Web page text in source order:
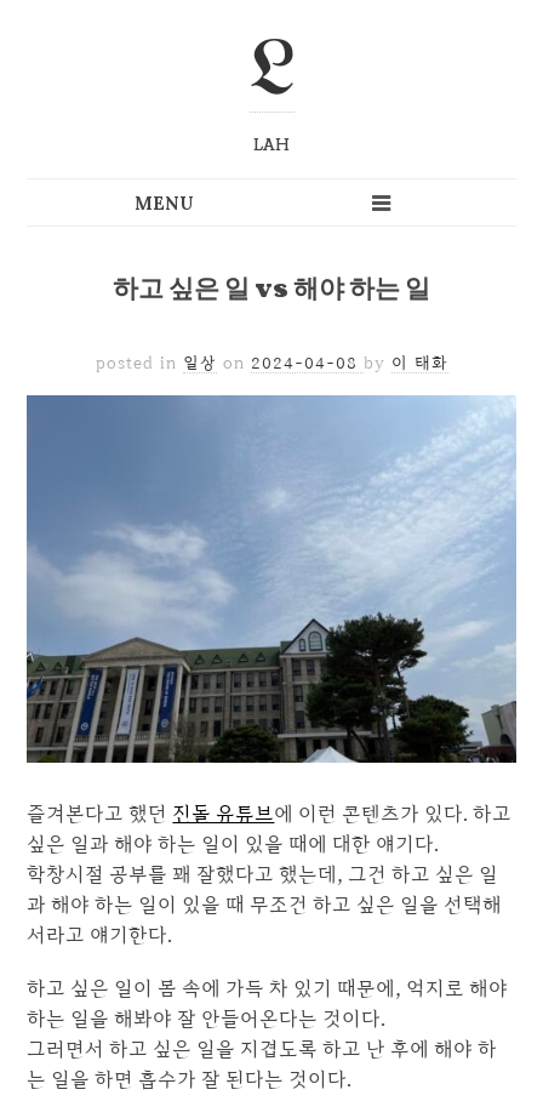
L
LAH
하고 싶은 일 vs 해야 하는 일
posted in 일상 on 2024-04-08 by 이 태화
즐겨본다고 했던 진돌 유튜브에 이런 콘텐츠가 있다. 하고
싶은 일과 해야 하는 일이 있을 때에 대한 얘기다.
학창시절 공부를 꽤 잘했다고 했는데, 그건 하고 싶은 일
과 해야 하는 일이 있을 때 무조건 하고 싶은 일을 선택해
서라고 얘기한다.
하고 싶은 일이 몸 속에 가득 차 있기 때문에, 억지로 해야
하는 일을 해봐야 잘 안들어온다는 것이다.
그러면서 하고 싶은 일을 지겹도록 하고 난 후에 해야 하
는 일을 하면 흡수가 잘 된다는 것이다.